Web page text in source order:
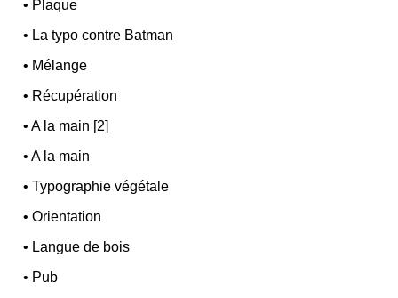
• Plaque
• La typo contre Batman
• Mélange
• Récupération
•A la main [2]
•A la main
•Typographie végétale
•Orientation
• Langue de bois
• Pub